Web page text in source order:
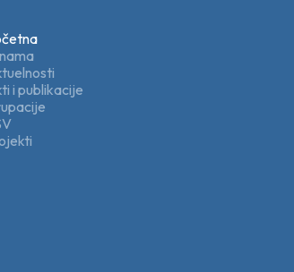
i publikacije